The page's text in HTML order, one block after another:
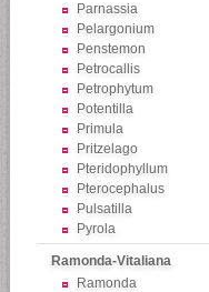
Parnassia
Pelargonium
Penstemon
Petrocallis
Petrophytum
Potentilla
Primula
Pritzelago
Pteridophyllum
Pterocephalus
Pulsatilla
Pyrola
Ramonda-Vitaliana
Ramonda